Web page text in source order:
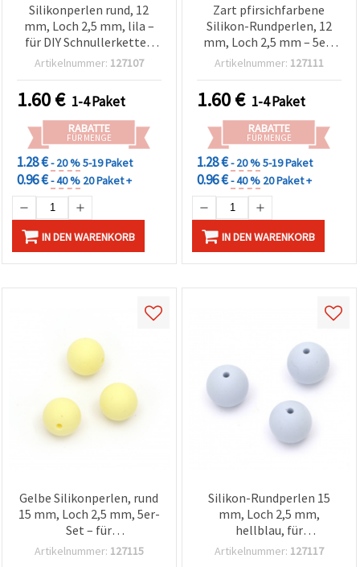
Silikonperlen rund, 12
mm, Loch 2,5 mm, lila –
für DIY Schnullerketten
und Bastelzubehör – 5
Artikelnummer: 127107
1.60€ 1-4 Paket
RABATTE
FÜR MENGE
1.28 €- 20 %5-19 Paket
0.96 €- 40 % 20 Paket +
IN DEN WARENKORB
Zart pfirsichfarbene
Silikon-Rundperlen, 12
mm, Loch 2,5 mm – 5er-
Set eleganter Perlen für
kreative DIY-
Bastelprojekte
Artikelnummer: 127111
1.60€ 1-4 Paket
RABATTE
FÜR MENGE
1.28 €- 20 %5-19 Paket
0.96 €- 40 % 20 Paket +
IN DEN WARENKORB
Gelbe Silikonperlen, rund
15 mm, Loch 2,5 mm, 5er-
Set – für
Schmuckherstellung,
Artikelnummer: 127115
Silikon-Rundperlen 15
mm, Loch 2,5 mm,
hellblau, für
Schmuckherstellung &
Artikelnummer: 127117